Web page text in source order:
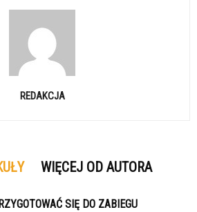
REDAKCJA
WIĘCEJ OD AUTORA
SIĘ DO ZABIEGU